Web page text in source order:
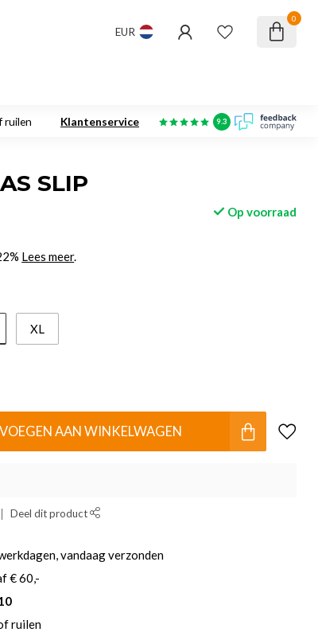
EUR
0
ruilen Klantenservice 9.3
SLIP
Op voorraad
Lees meer.
XL
AAN WINKELWAGEN
Deel dit product
vandaag verzonden
€ 60,-
ruilen